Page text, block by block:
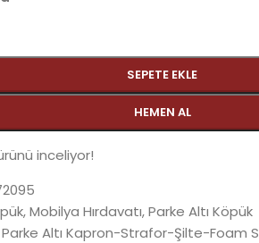
SEPETE EKLE
HEMEN AL
inceliyor!
,Mobilya Hırdavatı,Parke Altı Köpük
Altı Kapron-Strafor-Şilte-Foam